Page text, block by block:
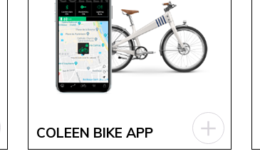
COLEEN BIKE APP